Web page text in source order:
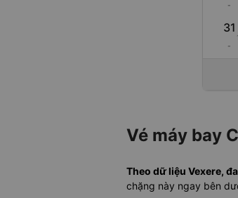
-
31
-
Vé máy bay
Theo dữ liệu Vexere,
chặng này ngay bên